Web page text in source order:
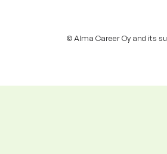
© Alma Career Oy and its